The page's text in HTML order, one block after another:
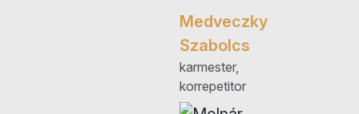
Medveczky
Szabolcs
karmester,
korrepetitor